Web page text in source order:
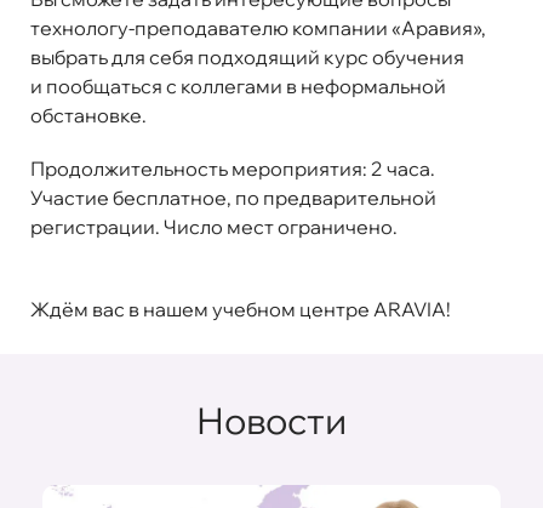
технологу-преподавателю компании «Аравия»,
выбрать для себя подходящий курс обучения
и пообщаться с коллегами в неформальной
обстановке.
Продолжительность мероприятия: 2 часа.
Участие бесплатное, по предварительной
регистрации. Число мест ограничено.
Ждём вас в нашем учебном центре ARAVIA!
Новости